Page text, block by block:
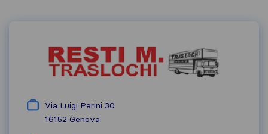
Via Luigi Perini 30
16152 Genova